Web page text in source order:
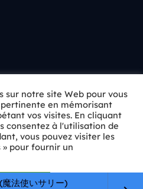
法使いサリー)
Tous droits réservés.
sur notre site Web pour vous
en mémorisant
vos visites. En cliquant
consentez à l'utilisation de
vous pouvez visiter les
» pour fournir un
accepter